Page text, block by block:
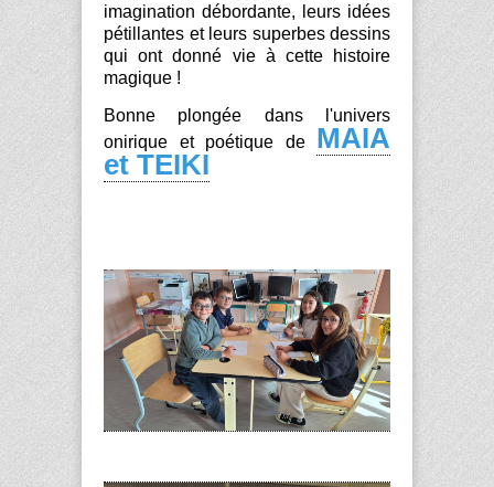
imagination débordante, leurs idées
pétillantes et leurs superbes dessins
qui ont donné vie à cette histoire
magique !
Bonne plongée dans l'univers
onirique et poétique de MAIA
et TEIKI